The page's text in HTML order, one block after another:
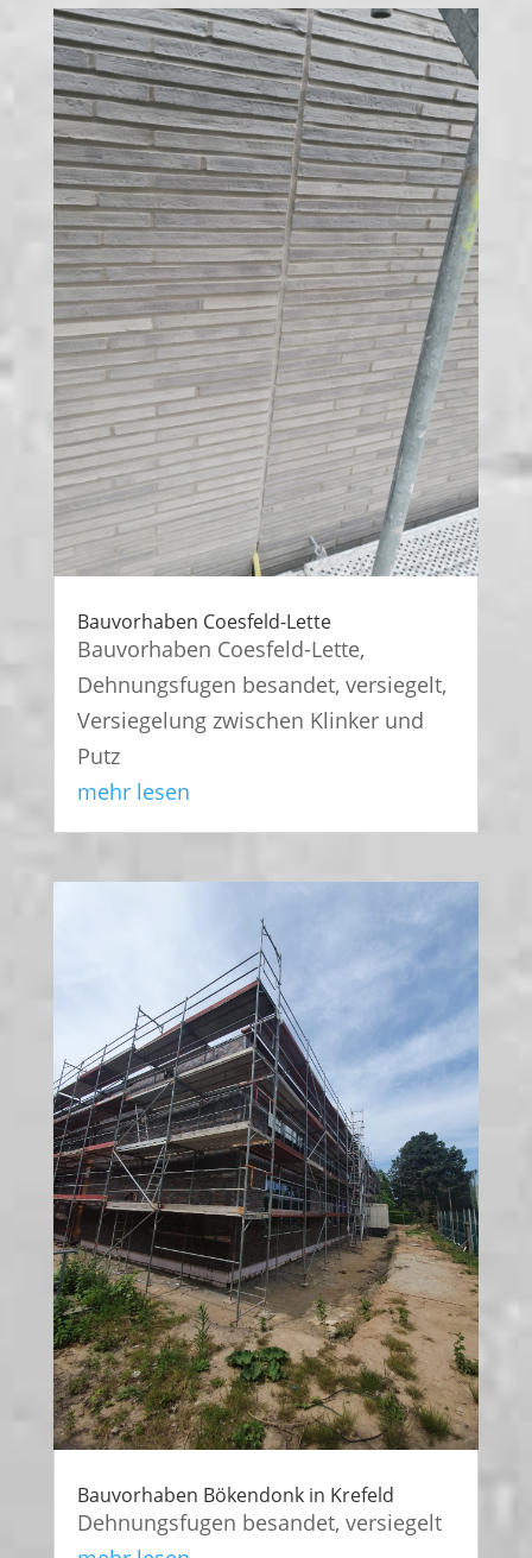
Bauvorhaben Coesfeld-Lette
Bauvorhaben Coesfeld-Lette,
Dehnungsfugen besandet, versiegelt,
Versiegelung zwischen Klinker und
Putz
mehr lesen
Bauvorhaben Bökendonk in Krefeld
Dehnungsfugen besandet, versiegelt